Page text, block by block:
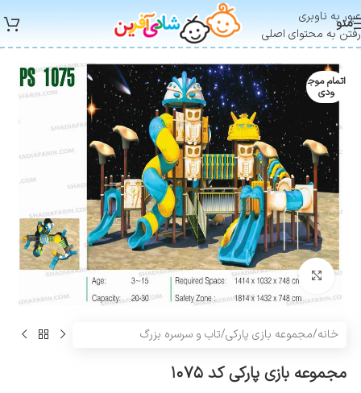
عبور به ناوبری
رفتن به محتوای اصلی
منو
اتمام موج
ودی
بزرگنمایی تصویر
خانه/مجموعه بازی پارکی/تاب و سرسره بزرگ
مجموعه بازی پارکی کد ۱۰۷۵